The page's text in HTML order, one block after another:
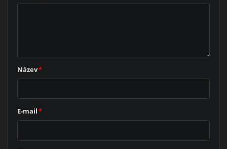
Název*
E-mail*